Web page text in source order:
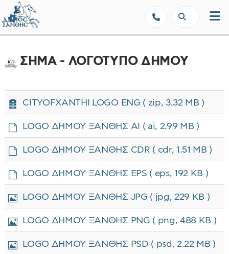
ΣΗΜΑ - ΛΟΓΟΤΥΠΟ ΔΗΜΟΥ
Α
χ
ε
ο
CITYOFXANTHI LOGO ENG ( zip, 3.32 MB )
d
a
t
LOGO ΔΗΜΟΥ ΞΑΝΘΗΣ AI ( ai, 2.99 MB )
d
a
t
LOGO ΔΗΜΟΥ ΞΑΝΘΗΣ CDR ( cdr, 1.51 MB )
d
a
t
LOGO ΔΗΜΟΥ ΞΑΝΘΗΣ EPS ( eps, 192 KB )
Ε
κ
ό
α
LOGO ΔΗΜΟΥ ΞΑΝΘΗΣ JPG ( jpg, 229 KB )
Ε
κ
ό
LOGO ΔΗΜΟΥ ΞΑΝΘΗΣ PNG ( png, 488 KB )
ΕLOGO ΔΗΜΟΥ ΞΑΝΘΗΣ PSD ( psd, 2.22 MB )